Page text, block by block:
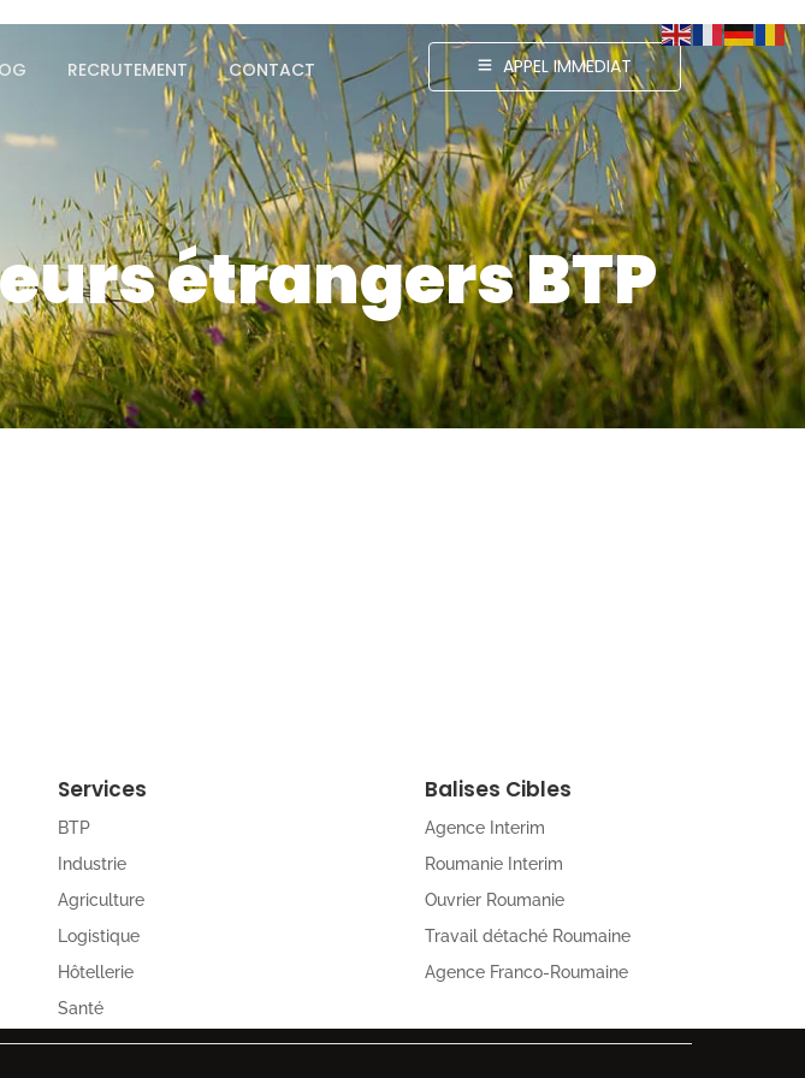
RECRUTEMENT CONTACT APPEL IMMEDIAT
étrangers BTP
Services
BTP
Industrie
Agriculture
Logistique
Hôtellerie
Santé
Balises Cibles
Agence Interim
Roumanie Interim
Ouvrier Roumanie
Travail détaché Roumaine
Agence Franco-Roumaine